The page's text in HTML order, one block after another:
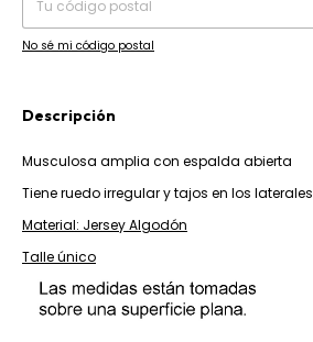
No sé mi código postal
Descripción
Musculosa amplia con espalda abierta
Tiene ruedo irregular y tajos en los laterales
Material: Jersey Algodón
Talle único